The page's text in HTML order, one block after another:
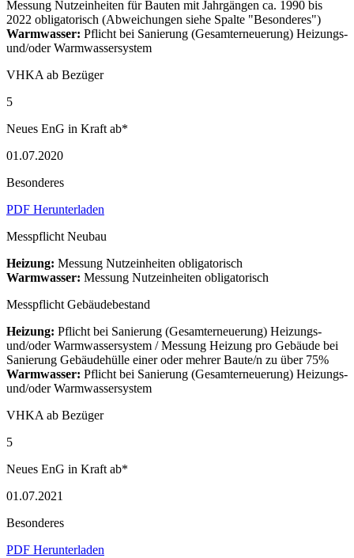
Messung Nutzeinheiten für Bauten mit Jahrgängen ca. 1990 bis
2022 obligatorisch (Abweichungen siehe Spalte "Besonderes")
Warmwasser: Pflicht bei Sanierung (Gesamterneuerung) Heizungs-
und/oder Warmwassersystem
VHKA ab Bezüger
5
Neues EnG in Kraft ab*
01.07.2020
Besonderes
PDF Herunterladen
Messpflicht Neubau
Heizung: Messung Nutzeinheiten obligatorisch
Warmwasser: Messung Nutzeinheiten obligatorisch
Messpflicht Gebäudebestand
Heizung: Pflicht bei Sanierung (Gesamterneuerung) Heizungs-
und/oder Warmwassersystem / Messung Heizung pro Gebäude bei
Sanierung Gebäudehülle einer oder mehrer Baute/n zu über 75%
Warmwasser: Pflicht bei Sanierung (Gesamterneuerung) Heizungs-
und/oder Warmwassersystem
VHKA ab Bezüger
5
Neues EnG in Kraft ab*
01.07.2021
Besonderes
PDF Herunterladen